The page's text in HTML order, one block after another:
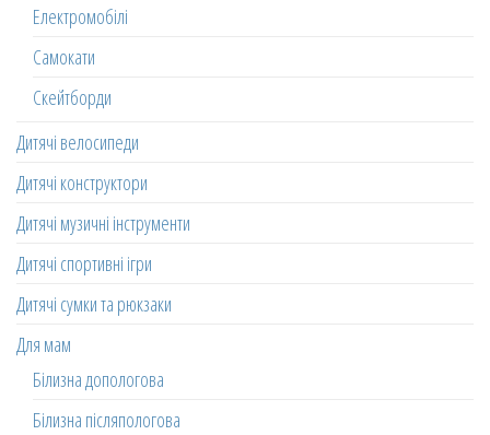
Електромобілі
Самокати
Скейтборди
Дитячі велосипеди
Дитячі конструктори
Дитячі музичні інструменти
Дитячі спортивні ігри
Дитячі сумки та рюкзаки
Для мам
Білизна допологова
Білизна післяпологова